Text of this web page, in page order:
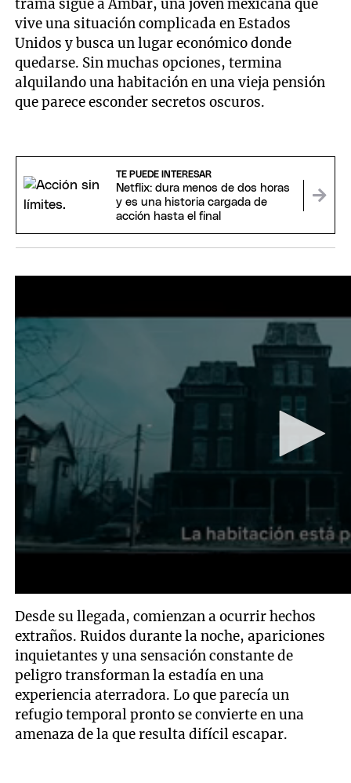
trama sigue a Ambar, una joven mexicana que
vive una situación complicada en Estados
Unidos y busca un lugar económico donde
quedarse. Sin muchas opciones, termina
alquilando una habitación en una vieja pensión
que parece esconder secretos oscuros.
TE PUEDE INTERESAR
Netflix: dura menos de dos horas
y es una historia cargada de
acción hasta el final
Desde su llegada, comienzan a ocurrir hechos
extraños. Ruidos durante la noche, apariciones
inquietantes y una sensación constante de
peligro transforman la estadía en una
experiencia aterradora. Lo que parecía un
refugio temporal pronto se convierte en una
amenaza de la que resulta difícil escapar.